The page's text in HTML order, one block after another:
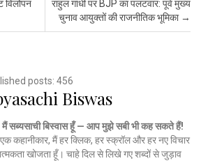
विलोपन
राहुल गांधी पर BJP का पलटवार: पूर्व मुख्य
चुनाव आयुक्तों की राजनीतिक भूमिका →
posts: 456
Biswas
सब्यसाची बिस्वास हूँ — आप मुझे सबी भी कह सकते हैं!
कहानीकार, मैं हर क्लिक, हर स्क्रॉल और हर नए विचार
खोजता हूँ। चाहे दिल से लिखे गए शब्दों से जुड़ाव